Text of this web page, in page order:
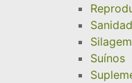
Silagem
Suínos